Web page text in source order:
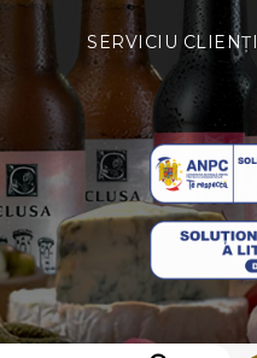
SERVICIU CLIENȚI